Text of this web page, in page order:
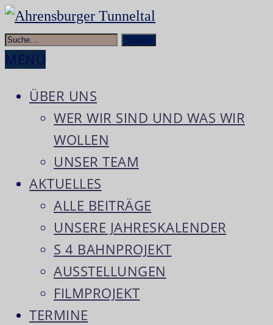
Zum
Inhalt
springen
Ahrensburger
Tunneltal
Tal
der
MENÜ
ÜBER UNS
WER WIR SIND UND WAS WIR
WOLLEN
UNSER TEAM
AKTUELLES
ALLE BEITRÄGE
UNSERE JAHRESKALENDER
S 4 BAHNPROJEKT
AUSSTELLUNGEN
FILMPROJEKT
TERMINE